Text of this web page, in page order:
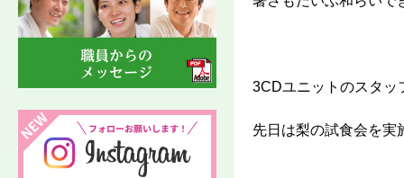
3CDユニットのスタッ
先日は梨の試食会を実